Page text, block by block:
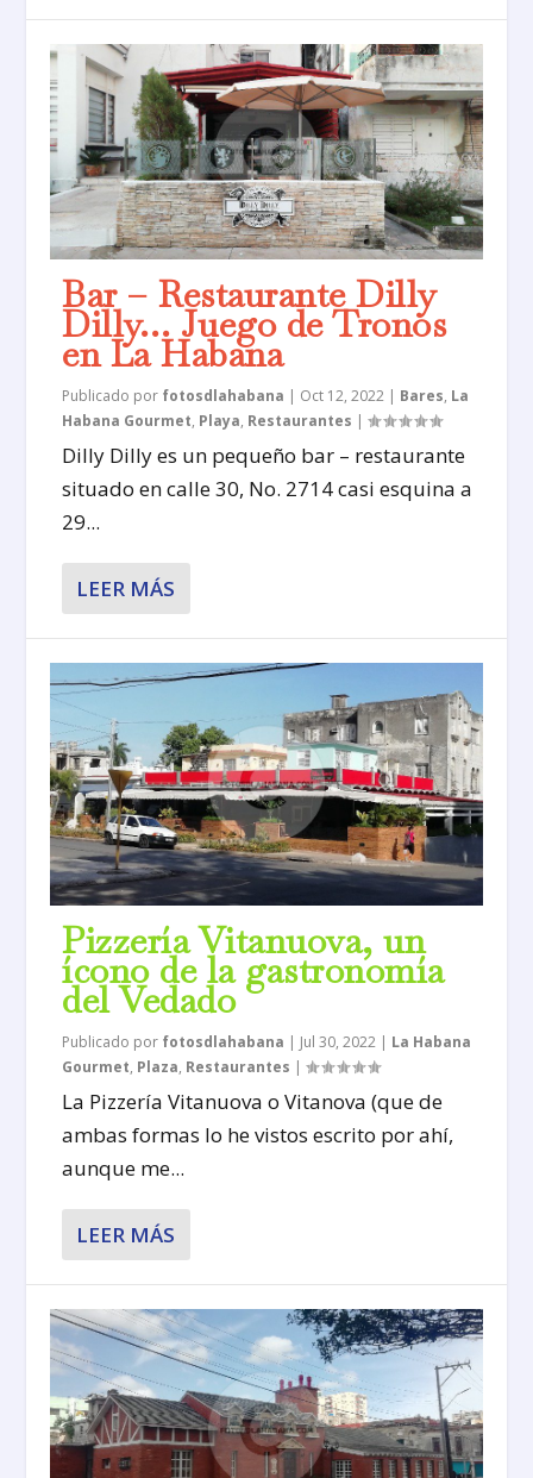
Bar – Restaurante Dilly
Dilly… Juego de Tronos
en La Habana
Publicado por fotosdlahabana | Oct 12, 2022 | Bares, La
Habana Gourmet, Playa, Restaurantes |
Dilly Dilly es un pequeño bar – restaurante
situado en calle 30, No. 2714 casi esquina a
29...
LEER MÁS
Pizzería Vitanuova, un
ícono de la gastronomía
del Vedado
Publicado por fotosdlahabana Jul 30, 2022
La Habana
Gourmet, Plaza, Restaurantes |
La Pizzería Vitanuova o Vitanova (que de
ambas formas lo he vistos escrito por ahí,
aunque me...
LEER MÁS